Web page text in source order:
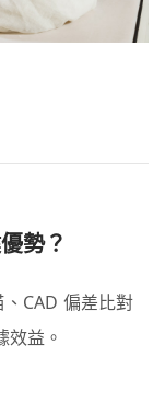
勢？
CAD 偏差比對
益。